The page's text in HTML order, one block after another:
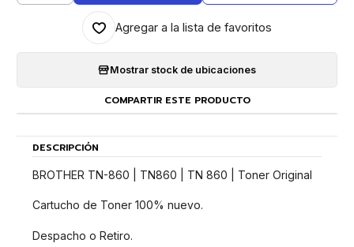
Agregar a la lista de favoritos
Mostrar stock de ubicaciones
COMPARTIR ESTE PRODUCTO
DESCRIPCIÓN
BROTHER TN-860 | TN860 | TN 860 | Toner Original
Cartucho de Toner 100% nuevo.
Despacho o Retiro.